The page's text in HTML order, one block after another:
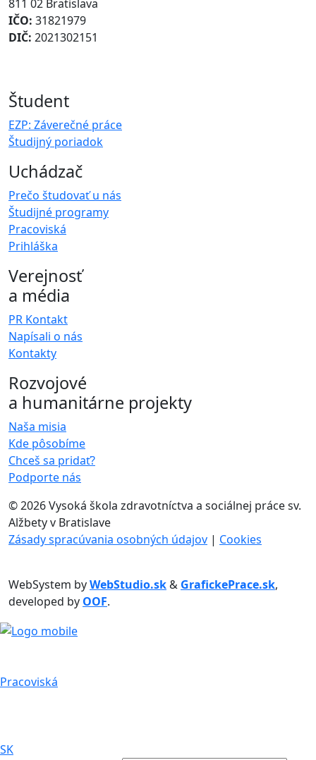
811 02 Bratislava
IČO: 31821979
DIČ: 2021302151
Študent
EZP: Záverečné práce
Študijný poriadok
Uchádzač
Prečo študovať u nás
Študijné programy
Pracoviská
Prihláška
Verejnosť
a média
PR Kontakt
Napísali o nás
Kontakty
Rozvojové
a humanitárne projekty
Naša misia
Kde pôsobíme
Chceš sa pridať?
Podporte nás
©2026 Vysoká škola zdravotníctva a sociálnej práce sv.
Alžbety v Bratislave
Zásady spracúvania osobných údajov | Cookies
WebSystem byWebStudio.sk& GrafickePrace.sk,
developed by OOF.
Pracoviská
SK